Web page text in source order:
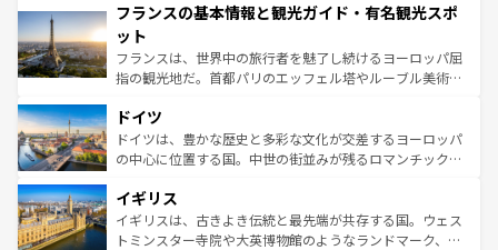
ませてくれるイタリアで、忘れられない旅をしてみよう！
なお、新着のイタリア情報は
しい。
文化が根付くこの国では、情熱的なフラメンコ、熱気あふ
れる闘牛、そして美味しいタパスが生活の一部となってい
る。首都マドリードの洗練された雰囲気や、バルセロナの
アートに溢れた街角から、地方では古代ローマ遺跡や中世
せる。地方によって風土や気候が異なるスペインはその個
性で訪れる人を魅了する。 なお、新着のスペイン情報は コ
ンテンツ一覧を参照してほしい。
フランスの基本情報と観光ガイド・有名観光スポ
ット
フランスは、世界中の旅行者を魅了し続けるヨーロッパ屈
指の観光地だ。首都パリのエッフェル塔やルーブル美術館
で、幅広い魅力が詰まっている。華麗な宮殿、歴史的な大
聖堂、美しいビーチ、そして豊かな自然が、訪れる者を心
から魅了する。また、フランスは美食の国としても知ら
いる。シャンパンの発祥地であるランス、プロヴァンスの
香り高いラベンダー畑など、多彩な楽しみ方が可能だ。さ
らに、パリ以外の地域にも魅力が溢れており、どの街角に
ドイツ
ドイツは、豊かな歴史と多彩な文化が交差するヨーロッパ
の中心に位置する国。中世の街並みが残るロマンチック街
顔を持つこの国は、どこを歩いても飽きることがない。ベ
ルリンの文化的活気、バイエルン州のアルプスの絶景、そ
してライン川沿いのワイン畑といった風景は必見。ビール
イギリス
イギリスは、古きよき伝統と最先端が共存する国。ウェス
トミンスター寺院や大英博物館のようなランドマーク、歴